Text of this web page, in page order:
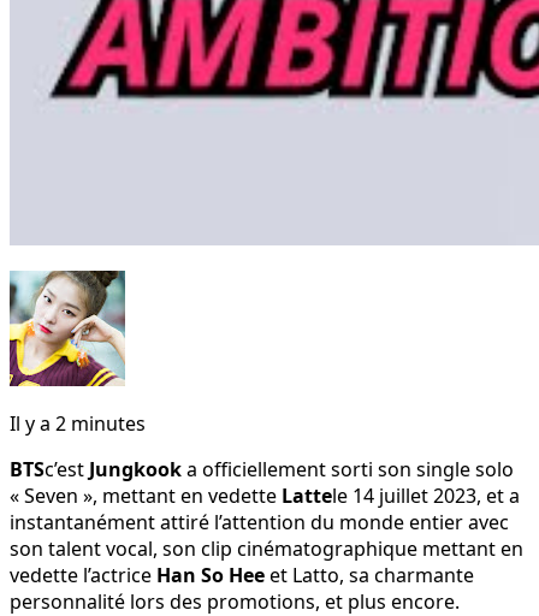
Il y a 2 minutes
BTSc’est Jungkooka officiellement sorti son single solo
« Seven », mettant en vedette Lattele 14 juillet 2023, et a
instantanément attiré l’attention du monde entier avec
son talent vocal, son clip cinématographique mettant en
vedette l’actrice Han So Heeet Latto, sa charmante
personnalité lors des promotions, et plus encore.